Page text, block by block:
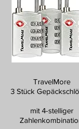
TravelMore
3 Stück
mit 4-stelliger